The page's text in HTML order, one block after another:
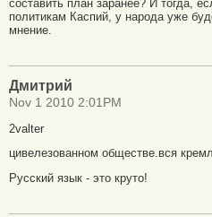
составить план заранее? И тогда,
политикам Каспий, у народа уже
мнение.
Дмитрий
Nov 1 2010 2:01PM
2valter
цивелезованном обществе.вся
Русский язык - это круто!